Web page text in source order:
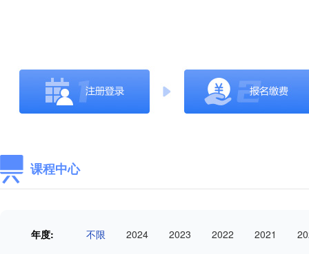
课程中心
年度: 不限 2024 2023 2022 2021